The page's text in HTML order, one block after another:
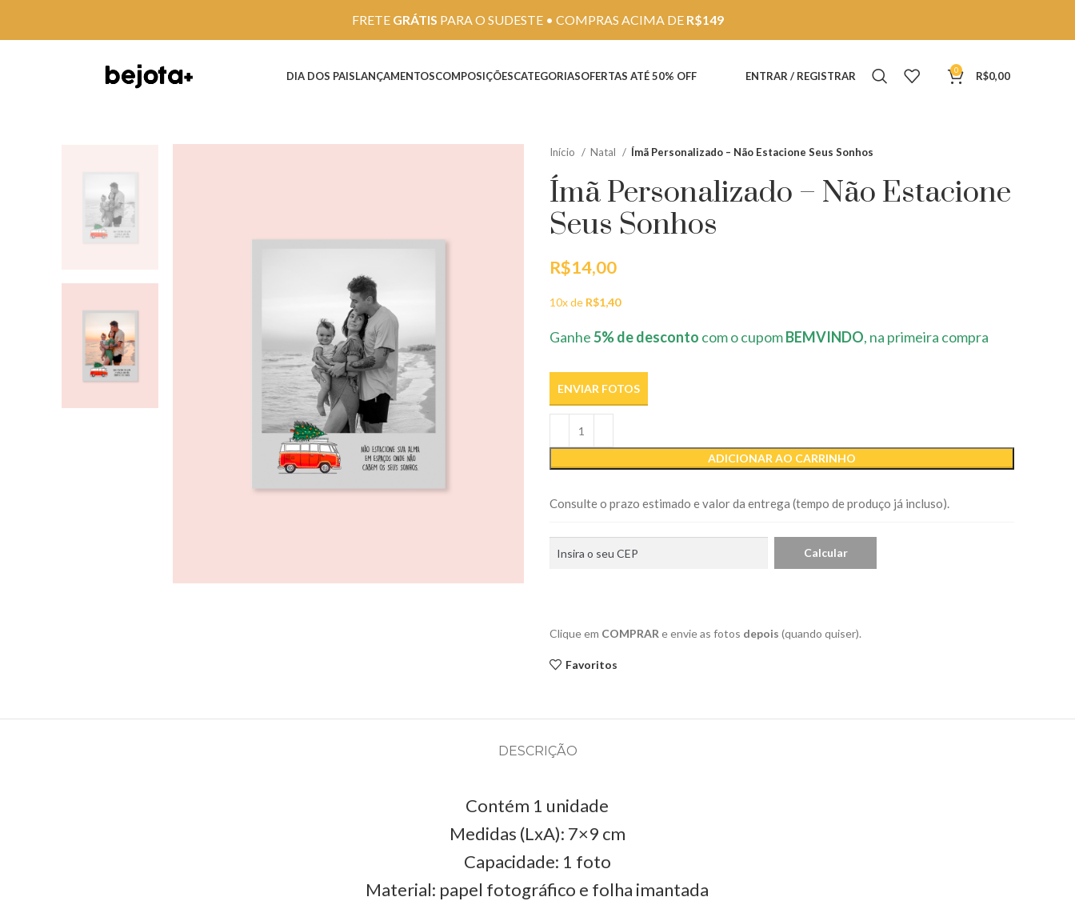
DIA DOS PAISLANÇAMENTOSCOMPOSIÇÕESCATEGORIASOFERTAS ATÉ 50% OFF ENTRAR / REGISTRAR 0 R$0,00
Início Natal Ímã Personalizado – Não Estacione Seus Sonhos
Ímã Personalizado – Não Estacione
Seus Sonhos
R$14,00
10x de R$1,40
Ganhe5% de desconto com o cupomBEMVINDO, na primeira compra
ENVIAR FOTOS
ADICIONAR AO CARRINHO
Consulte o prazo estimado e valor da entrega (tempo de produço já incluso).
Clique em COMPRAR e envie as fotos depois (quando quiser).
Favoritos
DESCRIÇÃO
Contém 1 unidade
Medidas (LxA): 7×9 cm
Capacidade: 1 foto
Material: papel fotográfico e folha imantada
FRETE GRÁTIS PARA O SUDESTE • COMPRAS ACIMA DE R$149